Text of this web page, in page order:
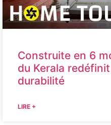
Construite en 6
du Kerala
durabilité
LIRE +